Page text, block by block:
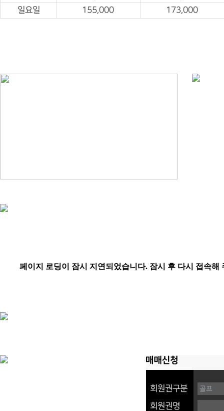
일요일
155,000 173,000
회원권구분
회원권명